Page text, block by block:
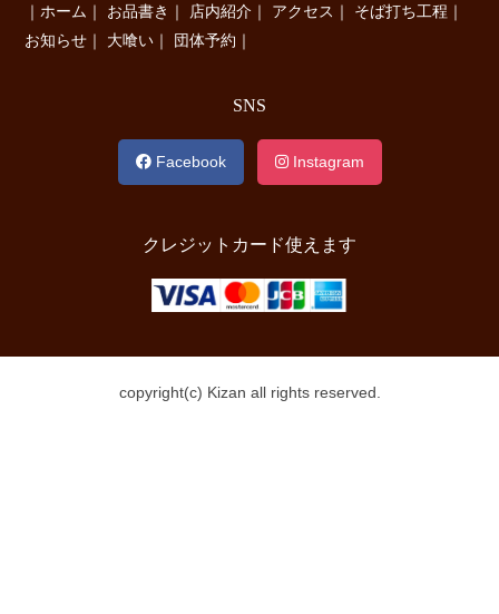
｜ ホーム ｜ お品書き ｜ 店内紹介 ｜ アクセス ｜ そば打ち工程 ｜
お知らせ ｜ 大喰い ｜ 団体予約 ｜
SNS
Facebook Instagram
クレジットカード使えます
copyright(c) Kizan all rights reserved.